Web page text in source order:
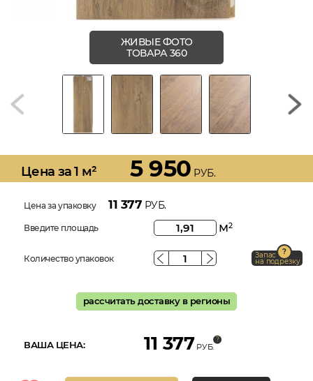
ЖИВЫЕ ФОТО
ТОВАРА 360
Цена за 1 м² 5 950 РУБ.
Цена за упаковку 11 377 РУБ.
Введите площадь м2
Количество упаковок Запас
на подрезку
рассчитать доставку в регионы
ВАША ЦЕНА: 11 377 РУБ.